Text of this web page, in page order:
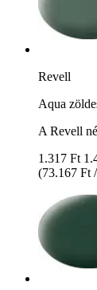
Revell
Aqua
A Revell
1.317 Ft
(73.167 Ft